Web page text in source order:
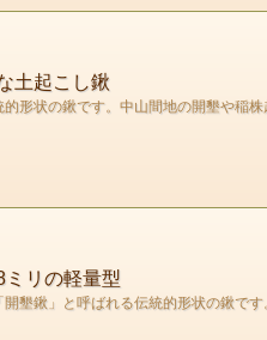
土起こし鍬
形状の鍬です。中山間地の開墾や稲
リの軽量型
墾鍬」と呼ばれる伝統的形状の鍬で